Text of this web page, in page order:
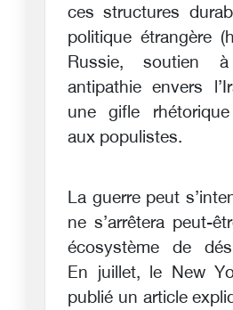
ces structures
politique étrangère
Russie, soutien
antipathie envers
une gifle
aux populistes.
La guerre peut
ne s’arrêtera peut-
écosystème de
En juillet, le New
publié un article